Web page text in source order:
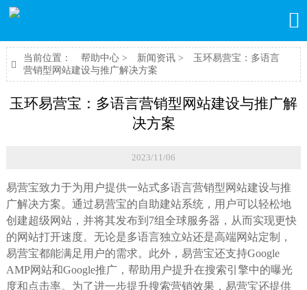


当前位置： 帮助中心> 新闻资讯>
玉环易营宝：多语言
营销型网站建设与推广解决方案
玉环易营宝：多语言营销型网站建设与推广解
决方案
2023/11/06
易营宝致力于为用户提供一站式多语言营销型网站建设与推
广解决方案。通过易营宝的自助建站系统，用户可以轻松地
创建超级网站，并将其发布到7组全球服务器，从而实现更快
的网站打开速度。无论是多语言独立站还是高端网站定制，
易营宝都能满足用户的需求。此外，易营宝还支持Google
AMP网站和Google推广，帮助用户提升在搜索引擎中的曝光
度和点击率。为了进一步提升搜索营销效果，易营宝还提供